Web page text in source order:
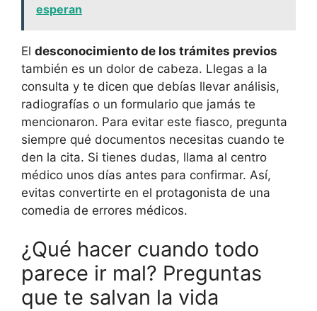
esperan
El desconocimiento de los trámites previos
también es un dolor de cabeza. Llegas a la
consulta y te dicen que debías llevar análisis,
radiografías o un formulario que jamás te
mencionaron. Para evitar este fiasco, pregunta
siempre qué documentos necesitas cuando te
den la cita. Si tienes dudas, llama al centro
médico unos días antes para confirmar. Así,
evitas convertirte en el protagonista de una
comedia de errores médicos.
¿Qué hacer cuando todo
parece ir mal? Preguntas
que te salvan la vida